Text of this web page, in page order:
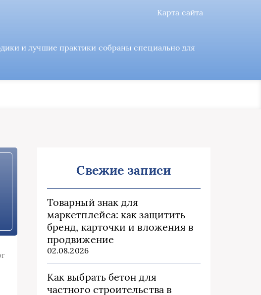
Карта сайта
и лучшие практики собраны специально для
Свежие записи
Товарный знак для
маркетплейса: как защитить
бренд, карточки и вложения в
продвижение
02.08.2026
Как выбрать бетон для
частного строительства в